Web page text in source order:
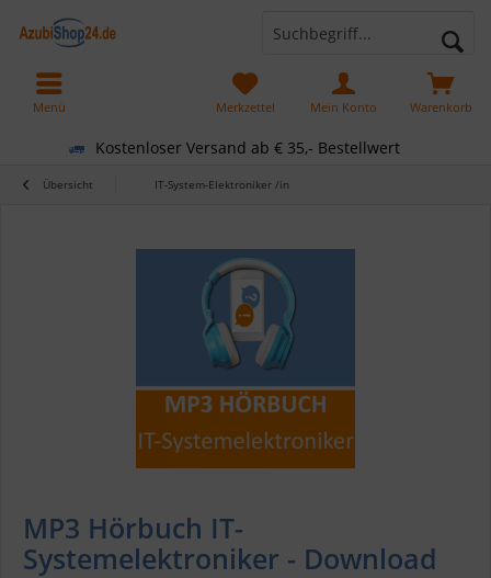
Kostenloser Versand ab € 35,- Bestellwert
Warenkorb
Merkzettel Mein Konto
Menü
Übersicht IT-System-Elektroniker /in
MP3 Hörbuch IT-
Systemelektroniker - Download